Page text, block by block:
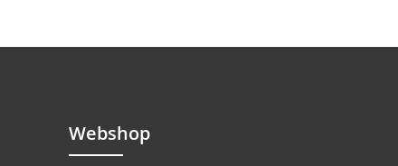
Webshop